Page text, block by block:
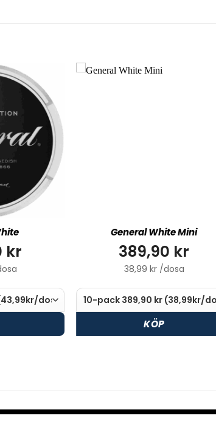
kr
General White Mini
389,90 kr
38,99 kr /dosa
KÖP